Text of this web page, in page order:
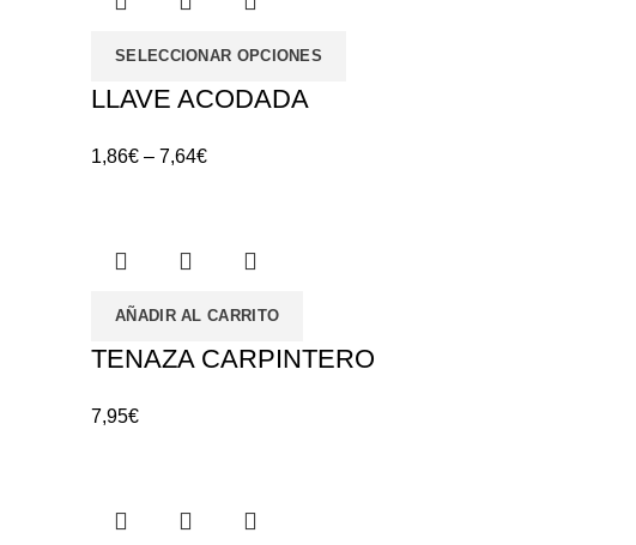
SELECCIONAR OPCIONES
LLAVE ACODADA
1,86€ – 7,64€
AÑADIR AL CARRITO
TENAZA CARPINTERO
7,95€